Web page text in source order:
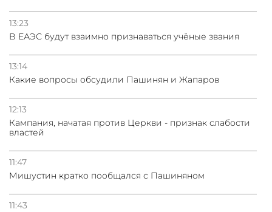
13:23
В ЕАЭС будут взаимно признаваться учёные звания
13:14
Какие вопросы обсудили Пашинян и Жапаров
12:13
Кампания, начатая против Церкви - признак слабости
властей
11:47
Мишустин кратко пообщался с Пашиняном
11:43